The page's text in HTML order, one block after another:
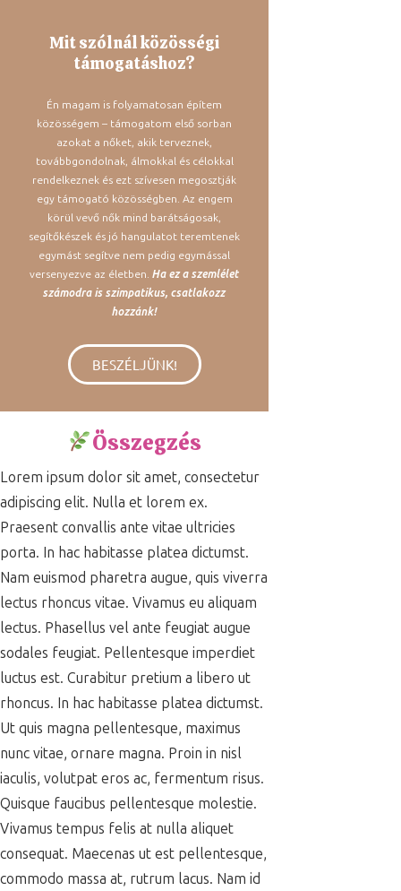
Mit szólnál közösségi
támogatáshoz?
Én magam is folyamatosan építem
közösségem – támogatom első sorban
azokat a nőket, akik terveznek,
továbbgondolnak, álmokkal és célokkal
rendelkeznek és ezt szívesen megosztják
egy támogató közösségben. Az engem
körül vevő nők mind barátságosak,
segítőkészek és jó hangulatot teremtenek
egymást segítve nem pedig egymással
versenyezve az életben. Ha ez a szemlélet
számodra is szimpatikus, csatlakozz
hozzánk!
BESZÉLJÜNK!
Összegzés
Lorem ipsum dolor sit amet, consectetur
adipiscing elit. Nulla et lorem ex.
Praesent convallis ante vitae ultricies
porta. In hac habitasse platea dictumst.
Nam euismod pharetra augue, quis viverra
lectus rhoncus vitae. Vivamus eu aliquam
lectus. Phasellus vel ante feugiat augue
sodales feugiat. Pellentesque imperdiet
luctus est. Curabitur pretium a libero ut
rhoncus. In hac habitasse platea dictumst.
Ut quis magna pellentesque, maximus
nunc vitae, ornare magna. Proin in nisl
iaculis, volutpat eros ac, fermentum risus.
Quisque faucibus pellentesque molestie.
Vivamus tempus felis at nulla aliquet
consequat. Maecenas ut est pellentesque,
commodo massa at, rutrum lacus. Nam id